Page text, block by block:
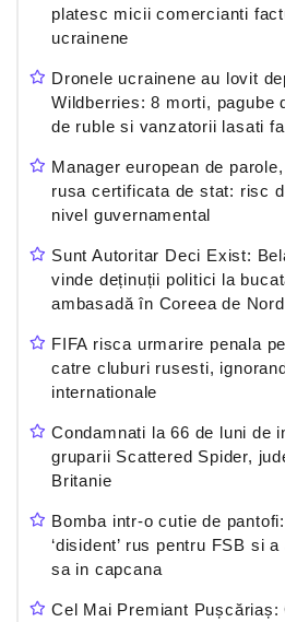
platesc micii comercianti
ucrainene
Dronele ucrainene au lovit
Wildberries: 8 morti, pagube
de ruble si vanzatorii lasati
Manager european de
rusa certificata de stat: risc
nivel guvernamental
Sunt Autoritar Deci Exist:
vinde deținuții politici la
ambasadă în Coreea de Nord
FIFA risca urmarire penala
catre cluburi rusesti,
internationale
Condamnati la 66 de luni de
gruparii Scattered Spider,
Britanie
Bomba intr-o cutie de
‘disident’ rus pentru FSB si
sa in capcana
Cel Mai Premiant